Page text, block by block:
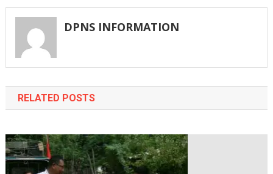
navigation
DPNS INFORMATION
RELATED POSTS